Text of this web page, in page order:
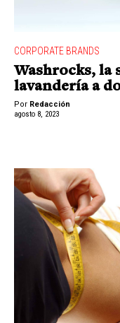
CORPORATE BRANDS
Washrocks, la
lavandería a
Por Redacción
agosto 8, 2023